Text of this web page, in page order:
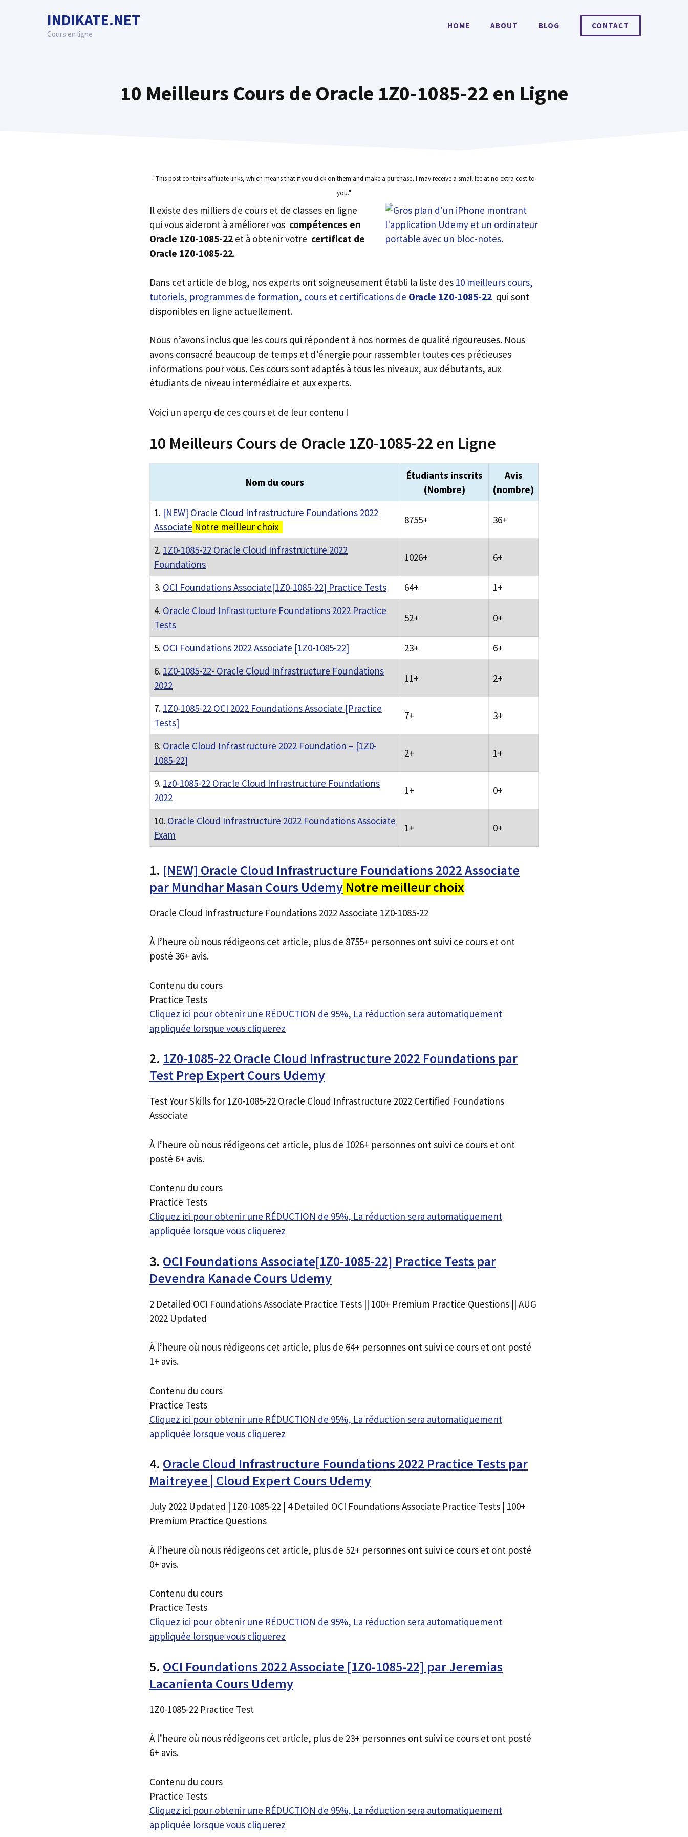
INDIKATE.NET
Cours en ligne
HOME ABOUT BLOG CONTACT
10 Meilleurs Cours de Oracle 1Z0-1085-22 en Ligne
"This post contains affiliate links, which means that if you click on them and make a purchase, I may receive a small fee at no extra cost to
you."
Il existe des milliers de cours et de classes en ligne
qui vous aideront à améliorer vos compétences en
Oracle 1Z0-1085-22 et à obtenir votre certificat de
Oracle 1Z0-1085-22.
Dans cet article de blog, nos experts ont soigneusement établi la liste des 10 meilleurs cours,
tutoriels, programmes de formation, cours et certifications de Oracle 1Z0-1085-22 qui sont
disponibles en ligne actuellement.
Nous n’avons inclus que les cours qui répondent à nos normes de qualité rigoureuses. Nous
avons consacré beaucoup de temps et d’énergie pour rassembler toutes ces précieuses
informations pour vous. Ces cours sont adaptés à tous les niveaux, aux débutants, aux
étudiants de niveau intermédiaire et aux experts.
Voici un aperçu de ces cours et de leur contenu !
10 Meilleurs Cours de Oracle 1Z0-1085-22 en Ligne
Nom du cours
Étudiants inscrits
(Nombre)
Avis
(nombre)
1. [NEW] Oracle Cloud Infrastructure Foundations 2022
Associate Notre meilleur choix
8755+ 36+
2. 1Z0-1085-22 Oracle Cloud Infrastructure 2022
Foundations
1026+ 6+
3. OCI Foundations Associate[1Z0-1085-22] Practice Tests 64+
1+
4. Oracle Cloud Infrastructure Foundations 2022 Practice
Tests
52+ 0+
5. OCI Foundations 2022 Associate [1Z0-1085-22] 23+
6+
6. 1Z0-1085-22- Oracle Cloud Infrastructure Foundations
2022
11+ 2+
7. 1Z0-1085-22 OCI 2022 Foundations Associate [Practice
Tests]
7+ 3+
8. Oracle Cloud Infrastructure 2022 Foundation – [1Z0-
1085-22]
2+ 1+
9. 1z0-1085-22 Oracle Cloud Infrastructure Foundations
2022
1+ 0+
10. Oracle Cloud Infrastructure 2022 Foundations Associate
Exam
1+ 0+
1. [NEW] Oracle Cloud Infrastructure Foundations 2022 Associate
par Mundhar Masan Cours Udemy Notre meilleur choix
Oracle Cloud Infrastructure Foundations 2022 Associate 1Z0-1085-22
À l’heure où nous rédigeons cet article, plus de 8755+ personnes ont suivi ce cours et ont
posté 36+ avis.
Contenu du cours
Practice Tests
Cliquez ici pour obtenir une RÉDUCTION de 95%, La réduction sera automatiquement
appliquée lorsque vous cliquerez
2. 1Z0-1085-22 Oracle Cloud Infrastructure 2022 Foundations par
Test Prep Expert Cours Udemy
Test Your Skills for 1Z0-1085-22 Oracle Cloud Infrastructure 2022 Certified Foundations
Associate
À l’heure où nous rédigeons cet article, plus de 1026+ personnes ont suivi ce cours et ont
posté 6+ avis.
Contenu du cours
Practice Tests
Cliquez ici pour obtenir une RÉDUCTION de 95%, La réduction sera automatiquement
appliquée lorsque vous cliquerez
3. OCI Foundations Associate[1Z0-1085-22] Practice Tests par
Devendra Kanade Cours Udemy
2 Detailed OCI Foundations Associate Practice Tests || 100+ Premium Practice Questions || AUG
2022 Updated
À l’heure où nous rédigeons cet article, plus de 64+ personnes ont suivi ce cours et ont posté
1+ avis.
Contenu du cours
Practice Tests
Cliquez ici pour obtenir une RÉDUCTION de 95%, La réduction sera automatiquement
appliquée lorsque vous cliquerez
4. Oracle Cloud Infrastructure Foundations 2022 Practice Tests par
Maitreyee | Cloud Expert Cours Udemy
July 2022 Updated | 1Z0-1085-22 | 4 Detailed OCI Foundations Associate Practice Tests | 100+
Premium Practice Questions
À l’heure où nous rédigeons cet article, plus de 52+ personnes ont suivi ce cours et ont posté
0+ avis.
Contenu du cours
Practice Tests
Cliquez ici pour obtenir une RÉDUCTION de 95%, La réduction sera automatiquement
appliquée lorsque vous cliquerez
5. OCI Foundations 2022 Associate [1Z0-1085-22] par Jeremias
Lacanienta Cours Udemy
1Z0-1085-22 Practice Test
À l’heure où nous rédigeons cet article, plus de 23+ personnes ont suivi ce cours et ont posté
6+ avis.
Contenu du cours
Practice Tests
Cliquez ici pour obtenir une RÉDUCTION de 95%, La réduction sera automatiquement
appliquée lorsque vous cliquerez